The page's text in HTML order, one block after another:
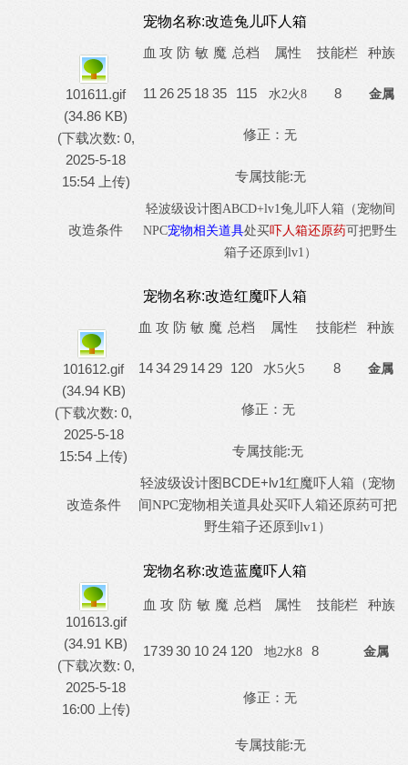
宠物名称:改造兔儿吓人箱
101611.gif
(34.86 KB)
(下载次数: 0,
2025-5-18
15:54 上传)
血 攻 防 敏 魔 总档 属性 技能栏 种族
11 26 25 18 35 115 水2火8 8 金属
修正： 无
专属技能:无
改造条件
轻波级设计图 ABCD+lv1兔儿吓人箱（宠物间
NPC宠物相关道具处买吓人箱还原药可把野生
箱子还原到 lv1）
宠物名称:改造红魔吓人箱
101612.gif
(34.94 KB)
(下载次数: 0,
2025-5-18
15:54 上传)
血 攻 防 敏 魔 总档 属性 技能栏 种族
14 34 29 14 29 120 水5火5 8 金属
修正： 无
专属技能:无
改造条件
轻波级设计图 BCDE+lv1红魔吓人箱（宠物
间NPC宠物相关道具处买吓人箱还原药可把
野生箱子还原到 lv1）
宠物名称:改造蓝魔吓人箱
101613.gif
(34.91 KB)
(下载次数: 0,
2025-5-18
16:00 上传)
血 攻 防 敏 魔 总档 属性 技能栏 种族
173930 10 24 120 地2水8 8 金属
修正： 无
专属技能:无